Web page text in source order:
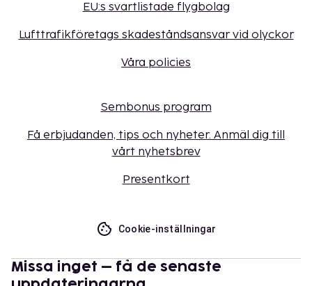
EU:s svartlistade flygbolag
Lufttrafikföretags skadeståndsansvar vid olyckor
Våra policies
Sembonus program
Få erbjudanden, tips och nyheter. Anmäl dig till
vårt nyhetsbrev
Presentkort
Cookie-inställningar
Missa inget – få de senaste